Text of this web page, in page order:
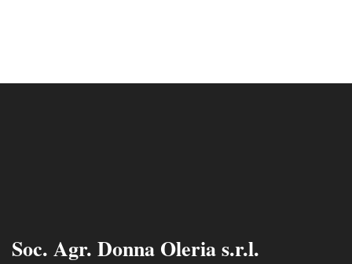
Soc. Agr. Donna Oleria s.r.l.